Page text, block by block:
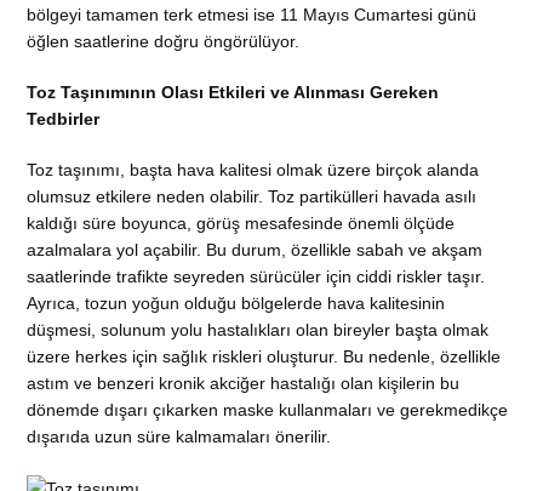
bölgeyi tamamen terk etmesi ise 11 Mayıs Cumartesi günü
öğlen saatlerine doğru öngörülüyor.
Toz Taşınımının Olası Etkileri ve Alınması Gereken
Tedbirler
Toz taşınımı, başta hava kalitesi olmak üzere birçok alanda
olumsuz etkilere neden olabilir. Toz partikülleri havada asılı
kaldığı süre boyunca, görüş mesafesinde önemli ölçüde
azalmalara yol açabilir. Bu durum, özellikle sabah ve akşam
saatlerinde trafikte seyreden sürücüler için ciddi riskler taşır.
Ayrıca, tozun yoğun olduğu bölgelerde hava kalitesinin
düşmesi, solunum yolu hastalıkları olan bireyler başta olmak
üzere herkes için sağlık riskleri oluşturur. Bu nedenle, özellikle
astım ve benzeri kronik akciğer hastalığı olan kişilerin bu
dönemde dışarı çıkarken maske kullanmaları ve gerekmedikçe
dışarıda uzun süre kalmamaları önerilir.